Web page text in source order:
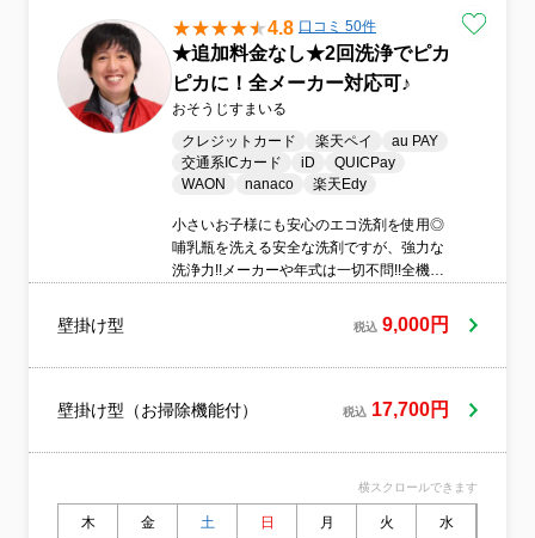
4.8 口コミ 50件
★追加料金なし★2回洗浄でピカ
ピカに！全メーカー対応可♪
おそうじすまいる
クレジットカード
楽天ペイ
au PAY
交通系ICカード
iD
QUICPay
WAON
nanaco 楽天Edy
小さいお子様にも安心のエコ洗剤を使用◎
哺乳瓶を洗える安全な洗剤ですが、強力な
洗浄力!!メーカーや年式は一切不問!!全機種
備!!2台目以上なら、さらにお得な複数台割
壁掛け型 税込 9,000円
壁掛け型（お掃除機能付） 税込 17,700円
横スクロールできます
木 金 土 日 月 火 水